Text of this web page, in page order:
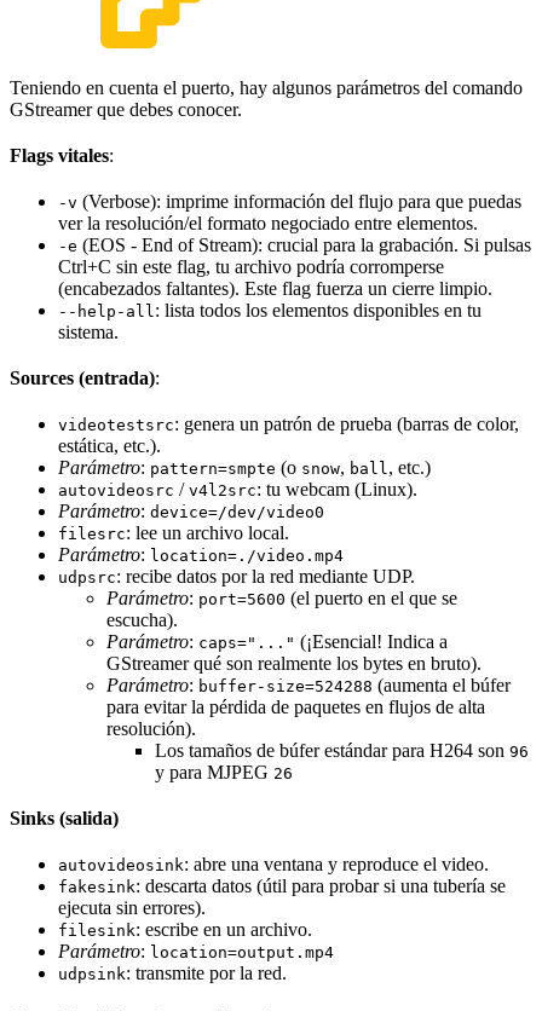
Teniendo en cuenta el puerto, hay algunos parámetros del comando
GStreamer que debes conocer.
Flags vitales:
-v (Verbose): imprime información del flujo para que puedas
ver la resolución/el formato negociado entre elementos.
-e (EOS - End of Stream): crucial para la grabación. Si pulsas
Ctrl+C sin este flag, tu archivo podría corromperse
(encabezados faltantes). Este flag fuerza un cierre limpio.
--help-all: lista todos los elementos disponibles en tu
sistema.
Sources (entrada):
videotestsrc: genera un patrón de prueba (barras de color,
estática, etc.).
Parámetro: pattern=smpte (o snow, ball, etc.)
autovideosrc / v4l2src: tu webcam (Linux).
Parámetro: device=/dev/video0
filesrc: lee un archivo local.
Parámetro: location=./video.mp4
udpsrc: recibe datos por la red mediante UDP.
Parámetro: port=5600 (el puerto en el que se
escucha).
Parámetro: caps="..." (¡Esencial! Indica a
GStreamer qué son realmente los bytes en bruto).
Parámetro: buffer-size=524288 (aumenta el búfer
para evitar la pérdida de paquetes en flujos de alta
resolución).
Los tamaños de búfer estándar para H264 son 96
y para MJPEG 26
Sinks (salida)
autovideosink: abre una ventana y reproduce el video.
fakesink: descarta datos (útil para probar si una tubería se
ejecuta sin errores).
filesink: escribe en un archivo.
Parámetro: location=output.mp4
udpsink: transmite por la red.